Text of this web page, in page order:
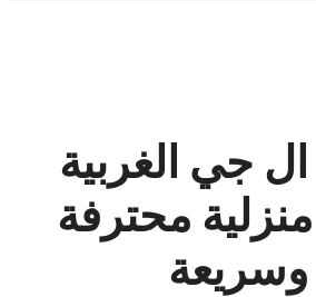
جي الغربية
محترفة
وسريعة